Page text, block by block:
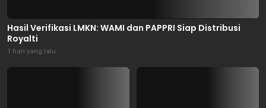
Hasil Verifikasi LMKN: WAMI dan PAPPRI Siap Distribusi
Royalti
1 hari yang lalu